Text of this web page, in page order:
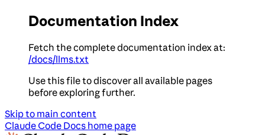
Documentation Index
Fetch the complete documentation index at:
/docs/llms.txt
Use this file to discover all available pages
before exploring further.
Skip to main content
Claude Code Docs home page